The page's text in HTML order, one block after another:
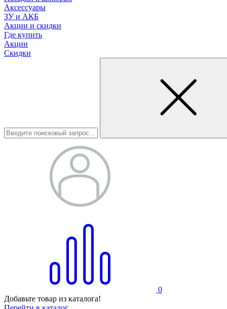
Аксессуары
ЗУ и АКБ
Акции и скидки
Где купить
Акции
Скидки
0
Добавьте товар из каталога!